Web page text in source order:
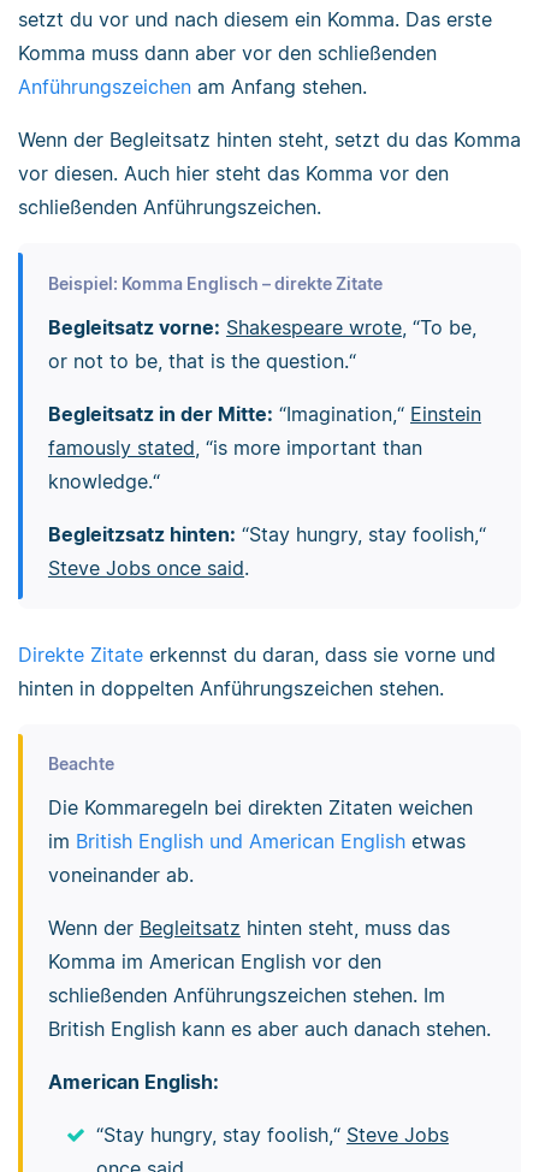
setzt du vor und nach diesem ein Komma. Das erste
Komma muss dann aber vor den schließenden
Anführungszeichen am Anfang stehen.
Wenn der Begleitsatz hinten steht, setzt du das Komma
vor diesen. Auch hier steht das Komma vor den
schließenden Anführungszeichen.
Beispiel: Komma Englisch – direkte Zitate
Begleitsatz vorne: Shakespeare wrote, “To be,
or not to be, that is the question.“
Begleitsatz in der Mitte: “Imagination,“ Einstein
famously stated , “is more important than
knowledge.“
Begleitzsatz hinten: “Stay hungry, stay foolish,“
Steve Jobs once said.
Direkte Zitate erkennst du daran, dass sie vorne und
hinten in doppelten Anführungszeichen stehen.
Beachte
Die Kommaregeln bei direkten Zitaten weichen
im British English und American Englishetwas
voneinander ab.
Wenn der Begleitsatz hinten steht, muss das
Komma im American English vor den
schließenden Anführungszeichen stehen. Im
British English kann es aber auch danach stehen.
American English:
“Stay hungry, stay foolish,“ Steve Jobs